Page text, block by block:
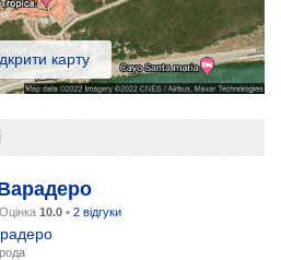
карту
Оцінка 10.0 • 2 відгуки